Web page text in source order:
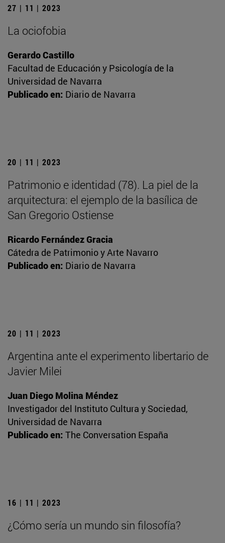
27 | 11 | 2023
La ociofobia
Gerardo Castillo
Facultad de Educación y Psicología de la
Universidad de Navarra
Publicado en: Diario de Navarra
20 | 11 | 2023
Patrimonio e identidad (78). La piel de la
arquitectura: el ejemplo de la basílica de
San Gregorio Ostiense
Ricardo Fernández Gracia
Cátedra de Patrimonio y Arte Navarro
Publicado en: Diario de Navarra
20 | 11 | 2023
Argentina ante el experimento libertario de
Javier Milei
Juan Diego Molina Méndez
Investigador del Instituto Cultura y Sociedad,
Universidad de Navarra
Publicado en: The Conversation España
16 | 11 | 2023
¿Cómo sería un mundo sin filosofía?